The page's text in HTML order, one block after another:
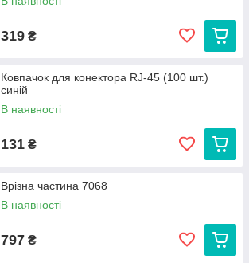
319 ₴
Ковпачок для конектора RJ-45 (100 шт.)
синій
В наявності
131 ₴
Врізна частина 7068
В наявності
797 ₴